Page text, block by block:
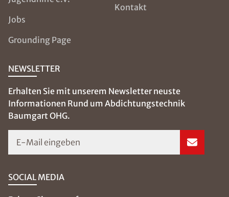
Jobs
Grounding Page
Kontakt
NEWSLETTER
Erhalten Sie mit unserem Newsletter neuste
Informationen Rund um Abdichtungstechnik
Baumgart OHG.
E-Mail eingeben
SOCIAL MEDIA